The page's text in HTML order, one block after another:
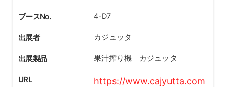
ブースNo. 4-D7
出展者 カジュッタ
出展製品 果汁搾り機 カジュッタ
URL
https://www.cajyutta.com